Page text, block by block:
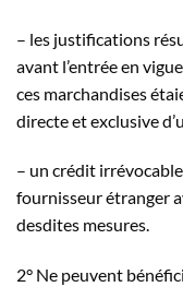
– les justifications
avant l’entrée en
ces marchandises
directe et exclusive
– un crédit
fournisseur étranger
desdites mesures.
2° Ne peuvent